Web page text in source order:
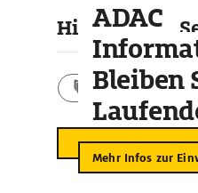
Highlights &
Aktivitäten
ADAC
Bleiben
Mehr Infos zur